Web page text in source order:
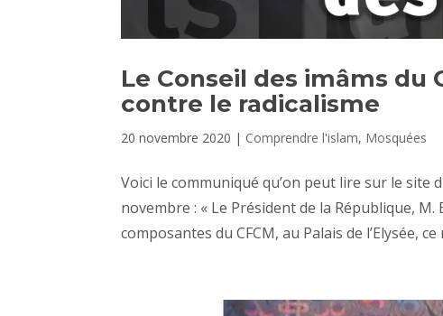
Le Conseil des imâms du
contre le radicalisme
20 novembre 2020 | Comprendre l'islam, Mosquées
Voici le communiqué qu’on peut lire sur le site
novembre : « Le Président de la République,
composantes du CFCM, au Palais de l’Elysée, ce